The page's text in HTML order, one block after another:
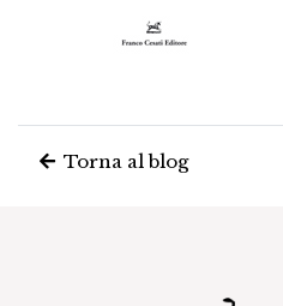
Torna al blog